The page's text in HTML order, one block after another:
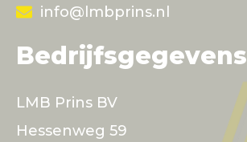
info@lmbprins.nl
Bedrijfsgegevens
LMB Prins BV
Hessenweg 59